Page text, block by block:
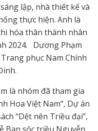
lập, nhà thiết kế và
thực hiện. Anh là
hóa thân thành nhân
2024. Dương Phạm
phục Nam Chính
là nhóm đã tham gia
Hoa Việt Nam”, Dự án
“Dệt nên Triều đại”,